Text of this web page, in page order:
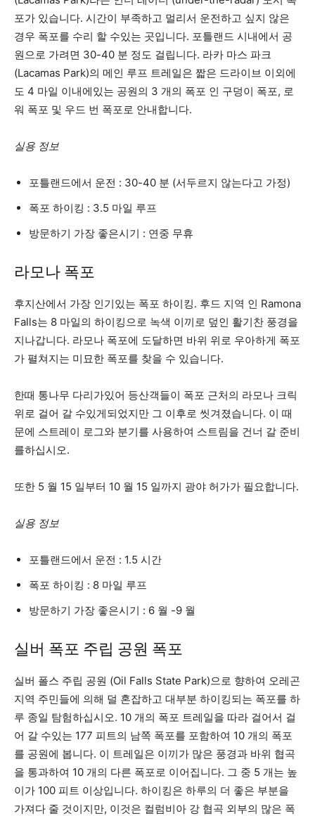
포가 있습니다. 시간이 부족하고 멀리서 운전하고 싶지 않은
경우 폭포를 수리 할 수있는 곳입니다. 포틀랜드 시내에서 공
원으로 가려면 30-40 분 정도 걸립니다. 라카 마스 파크
(Lacamas Park)의 메인 루프 트레일은 짧은 드라이브 이외에
도 4 마일 이내에있는 공원의 3 개의 폭포 인 구덩이 폭포, 로
워 폭포 및 우드 번 폭포로 안내합니다.
실용 정보
포틀랜드에서 운전 : 30-40 분 (서두르지 않는다고 가정)
폭포 하이킹 : 3.5 마일 루프
방문하기 가장 좋은시기 : 연중 무휴
라모나 폭포
후지산에서 가장 인기있는 폭포 하이킹. 후드 지역 인 Ramona
Falls는 8 마일의 하이킹으로 녹색 이끼로 덮인 활기찬 풍경을
지나갑니다. 라모나 폭포에 도달하면 바위 위로 우아하게 폭포
가 펼쳐지는 미묘한 폭포를 찾을 수 있습니다.
한때 통나무 다리가있어 등산객들이 폭포 근처의 라모나 크릭
위로 걸어 갈 수있게되었지만 그 이후로 씻겨졌습니다. 이 때
문에 스트레이 로그와 분기를 사용하여 스트림을 건너 갈 준비
를하십시오.
또한 5 월 15 일부터 10 월 15 일까지 광야 허가가 필요합니다.
실용 정보
포틀랜드에서 운전 : 1.5 시간
폭포 하이킹 : 8 마일 루프
방문하기 가장 좋은시기 : 6 월 -9 월
실버 폭포 주립 공원 폭포
실버 폴스 주립 공원 (Oil Falls State Park)으로 향하여 오레곤
지역 주민들에 의해 덜 혼잡하고 대부분 하이킹되는 폭포를 하
루 종일 탐험하십시오. 10 개의 폭포 트레일을 따라 걸어서 걸
어 갈 수있는 177 피트의 남쪽 폭포를 포함하여 10 개의 폭포
를 공원에 봅니다. 이 트레일은 이끼가 많은 풍경과 바위 협곡
을 통과하여 10 개의 다른 폭포로 이어집니다. 그 중 5 개는 높
이가 100 피트 이상입니다. 하이킹은 하루의 더 좋은 부분을
가져다 줄 것이지만, 이것은 컬럼비아 강 협곡 외부의 많은 폭